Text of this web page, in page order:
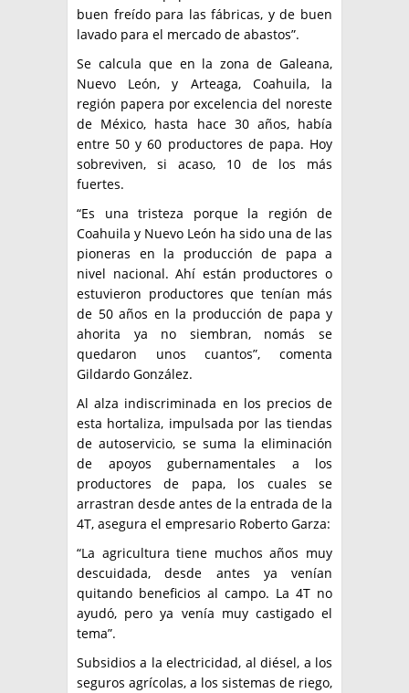
buen freído para las fábricas, y de buen
lavado para el mercado de abastos”.
Se calcula que en la zona de Galeana,
Nuevo León, y Arteaga, Coahuila, la
región papera por excelencia del noreste
de México, hasta hace 30 años, había
entre 50 y 60 productores de papa. Hoy
sobreviven, si acaso, 10 de los más
fuertes.
“Es una tristeza porque la región de
Coahuila y Nuevo León ha sido una de las
pioneras en la producción de papa a
nivel nacional. Ahí están productores o
estuvieron productores que tenían más
de 50 años en la producción de papa y
ahorita ya no siembran, nomás se
quedaron unos cuantos”, comenta
Gildardo González.
Al alza indiscriminada en los precios de
esta hortaliza, impulsada por las tiendas
de autoservicio, se suma la eliminación
de apoyos gubernamentales a los
productores de papa, los cuales se
arrastran desde antes de la entrada de la
4T, asegura el empresario Roberto Garza:
“La agricultura tiene muchos años muy
descuidada, desde antes ya venían
quitando beneficios al campo. La 4T no
ayudó, pero ya venía muy castigado el
tema”.
Subsidios a la electricidad, al diésel, a los
seguros agrícolas, a los sistemas de riego,